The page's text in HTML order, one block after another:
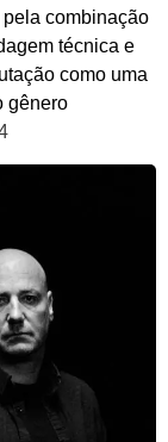
combinação
técnica e
como uma
gênero